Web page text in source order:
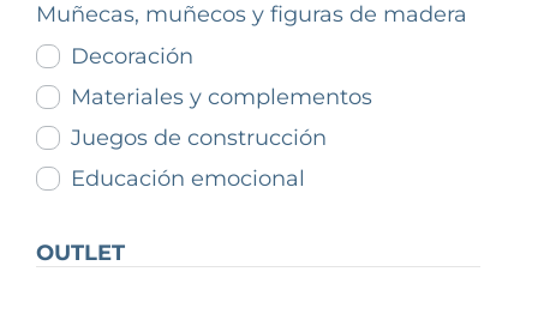
Muñecas, muñecos y figuras de madera
Decoración
Materiales y complementos
Juegos de construcción
Educación emocional
OUTLET